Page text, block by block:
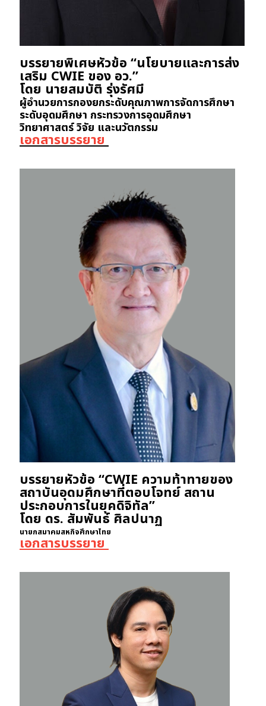
บรรยายพิเศษหัวข้อ “นโยบายและการส่ง
เสริม CWIE ของ อว.”
โดย นายสมบัติ รุ่งรัศมี
ผู้อำนวยการกองยกระดับคุณภาพการจัดการศึกษา
ระดับอุดมศึกษา กระทรวงการอุดมศึกษา
วิทยาศาสตร์ วิจัย และนวัตกรรม
เอกสารบรรยาย
บรรยายหัวข้อ “CWIE ความท้าทายของ
สถาบันอุดมศึกษาที่ตอบโจทย์ สถาน
ประกอบการในยุคดิจิทัล”
โดย ดร. สัมพันธ์ ศิลปนาฏ
นายกสมาคมสหกิจศึกษาไทย
เอกสารบรรยาย